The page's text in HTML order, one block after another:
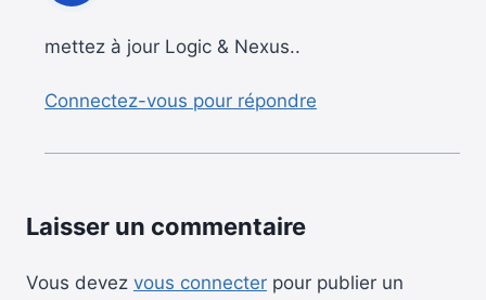
mettez à jour Logic & Nexus..
Connectez-vous pour répondre
Laisser un commentaire
Vous devez vous connecter pour publier un